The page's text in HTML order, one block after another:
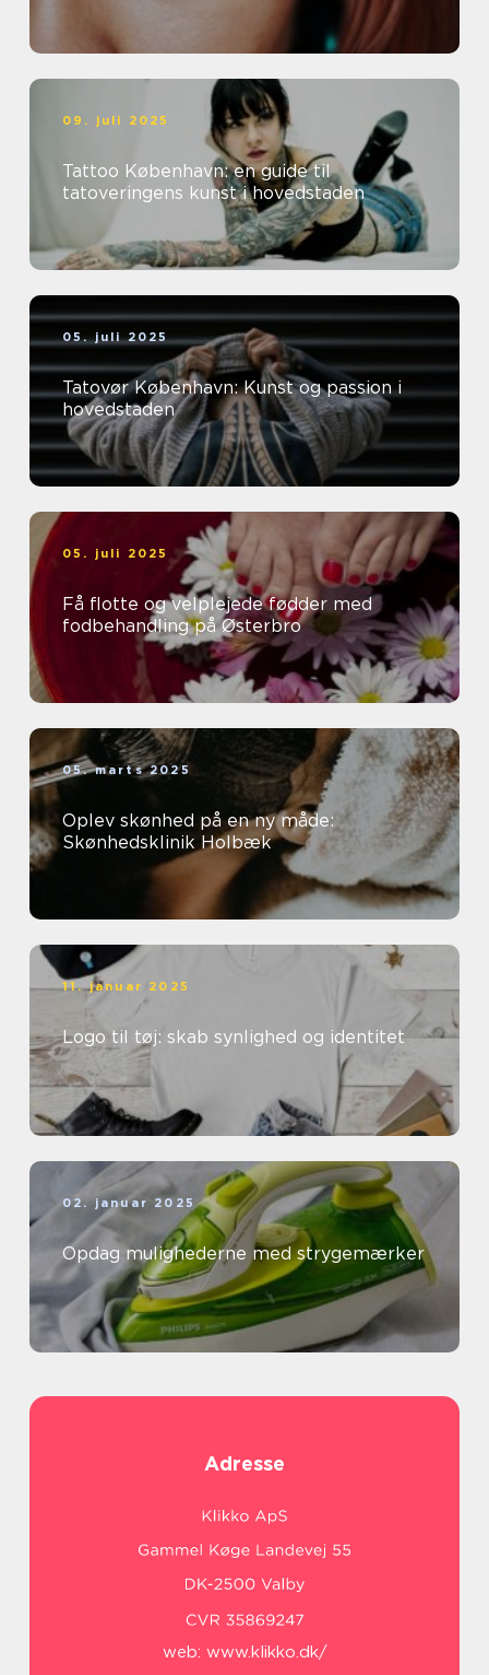
09. juli 2025
Tattoo København: en guide til
tatoveringens kunst i hovedstaden
05. juli 2025
Tatovør København: Kunst og passion i
hovedstaden
05. juli 2025
Få flotte og velplejede fødder med
fodbehandling på Østerbro
05. marts 2025
Oplev skønhed på en ny måde:
Skønhedsklinik Holbæk
11. januar 2025
Logo til tøj: skab synlighed og identitet
02. januar 2025
Opdag mulighederne med strygemærker
Adresse
web: www.klikko.dk/